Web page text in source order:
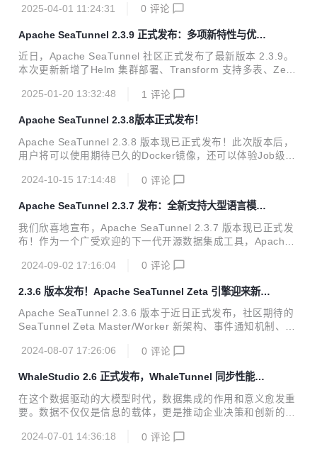
与功能增强 HTTP Sink 支持批量写入...
能优化及增强、配置项完善和问题修复，进一步提升了数据同
成平台。 以下是本次版本发布的主要内容摘要： :inbox_tray:
2.3.10版本下载：https://seatunnel.apache.org/download/ :
closed_book: Release Note（原文）：https://github.com/a
2025-04-01 11:24:31 0 评论
Apache SeaTunnel 2.3.9 正式发布：多项新特性与优化
全面提升数据集成能力
近日，Apache SeaTunnel 社区正式发布了最新版本 2.3.9。
本次更新新增了Helm 集群部署、Transform 支持多表、Zeta
行等多个功能更新！ 作为一款开源、分布式的数据集成平台，
业用户带来了更加全面的支持。 :inbox_tray: 2.3.9版本下
载：https://seatunnel.apache.org/download/ :closed_boo
k: Release Note：https://github.com/apache/seatunnel/tr
2025-01-20 13:32:48 1 评论
Apache SeaTunnel 2.3.8版本正式发布！
Apache SeaTunnel 2.3.8 版本现已正式发布！此次版本后，
用户将可以使用期待已久的Docker镜像，还可以体验Job级别
e SeaTunnel 2.3.8 版本中的关键更新内容，欢迎更多开发者
seatunnel.apache.org/download/ Release Note：https://gi
thub.com/apache/seatunnel/releases/tag/2.3.8 重点更新 J
ob级别日志 此次更新中，我们对日志功能进行了优...
2024-10-15 17:14:48 0 评论
Apache SeaTunnel 2.3.7 发布：全新支持大型语言模型
数据转换
我们欣喜地宣布，Apache SeaTunnel 2.3.7 版本现已正式发
布！作为一个广受欢迎的下一代开源数据集成工具，Apache
和集成能力。此次版本更新不仅引入了如 LLM（大型语言模
新特性，还对现有功能进行了优化和改进，并修复了多个发现
的问题。本文将详细介绍 Apache SeaTunnel 2.3.7 版本中的
关键更新内容，并邀请更多的开发者和用户参与到我们的开源
ownl...
2024-09-02 17:16:04 0 评论
2.3.6 版本发布！Apache SeaTunnel Zeta 引擎迎来新架
构！
Apache SeaTunnel 2.3.6 版本于近日正式发布，社区期待的
SeaTunnel Zeta Master/Worker 新架构、事件通知机制、支
了全面的更新，并添加了首个向量数据库 Milvus。此外，本版
使用！ :inbox_tray: 2.3.6 版本下载：https://seatunnel.apac
he.org/download/ :book: Release Note：https://github.co
m/apache/seatunnel/blob/2...
2024-08-07 17:26:06 0 评论
WhaleStudio 2.6 正式发布，WhaleTunnel 同步性能与
连接器数量再创新高！
在这个数据驱动的大模型时代，数据集成的作用和意义愈发重
要。数据不仅仅是信息的载体，更是推动企业决策和创新的关
nnel随着WhaleStudio 2.6版本正式发布，带来了多项功能增
2024-07-01 14:36:18 0 评论